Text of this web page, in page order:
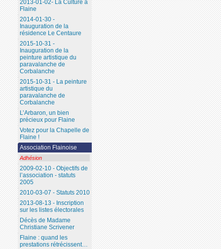
2013-01-02- La Culture à
Flaine
2014-01-30 -
Inauguration de la
résidence Le Centaure
2015-10-31 -
Inauguration de la
peinture artistique du
paravalanche de
Corbalanche
2015-10-31 - La peinture
artistique du
paravalanche de
Corbalanche
L’Arbaron, un bien
précieux pour Flaine
Votez pour la Chapelle de
Flaine !
Association Flainoise
Adhésion
2009-02-10 - Objectifs de
l’association - statuts
2005
2010-03-07 - Statuts 2010
2013-08-13 - Inscription
sur les listes électorales
Décès de Madame
Christiane Scrivener
Flaine : quand les
prestations rétrécissent…